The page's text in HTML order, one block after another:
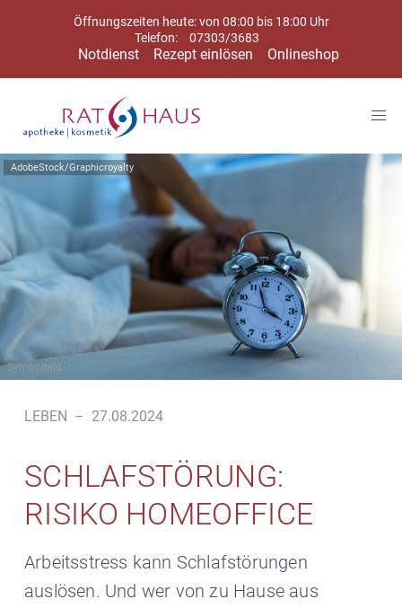
Öffnungszeiten heute: von 08:00 bis 18:00 Uhr
Telefon:
07303/3683
Notdienst Rezept einlösen Onlineshop
AdobeStock/Graphicroyalty
Symbolbild
LEBEN – 27.08.2024
SCHLAFSTÖRUNG:
RISIKO HOMEOFFICE
Arbeitsstress kann Schlafstörungen
auslösen. Und wer von zu Hause aus